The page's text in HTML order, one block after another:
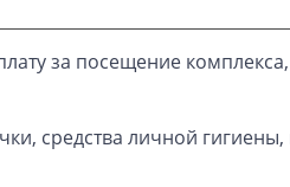
за посещение
средства личной